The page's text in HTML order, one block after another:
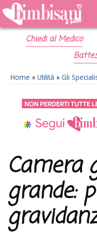
Chiedi al Medico
Home » Utilità » Gli
Camera
grande: